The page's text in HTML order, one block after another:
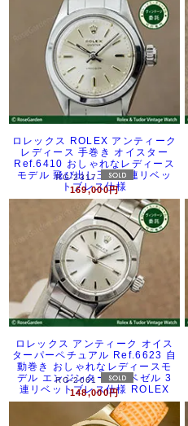
ロレックス ROLEX アンティーク
レディース 手巻き オイスター
Ref.6410 おしゃれなレディース
モデル 飛び出し王冠 3連リベッ
トブレス仕様
RG-2317
169,000円
ロレックス アンティーク オイス
ターパーペチュアル Ref.6623 自
動巻き おしゃれなレディースモ
デル エンジンターンドベゼル 3
連リベットブレス仕様 ROLEX
RG-2061
148,000円